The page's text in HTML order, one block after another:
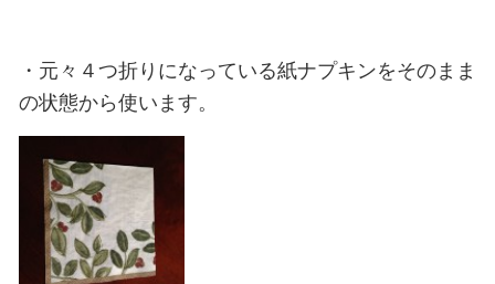
・元々４つ折りになっている紙ナプキンをそのまま
の状態から使います。